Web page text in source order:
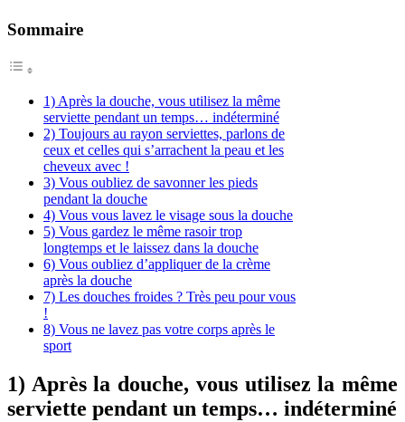
Sommaire
1) Après la douche, vous utilisez la même
serviette pendant un temps… indéterminé
2) Toujours au rayon serviettes, parlons de
ceux et celles qui s’arrachent la peau et les
cheveux avec !
3) Vous oubliez de savonner les pieds
pendant la douche
4) Vous vous lavez le visage sous la douche
5) Vous gardez le même rasoir trop
longtemps et le laissez dans la douche
6) Vous oubliez d’appliquer de la crème
après la douche
7) Les douches froides ? Très peu pour vous
!
8) Vous ne lavez pas votre corps après le
sport
1) Après la douche, vous utilisez la même
serviette pendant un temps… indéterminé